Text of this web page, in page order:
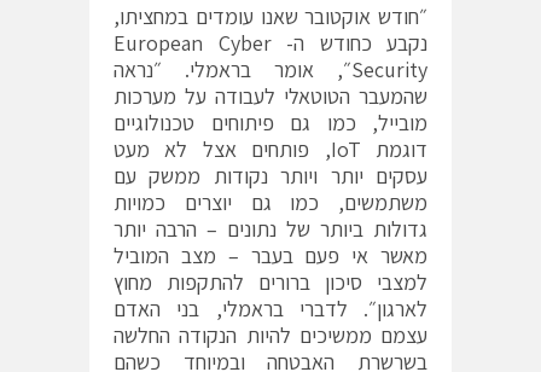
״חודש אוקטובר שאנו עומדים במחציתו,
נקבע כחודש ה- European Cyber
Security״, אומר בראמלי. ״נראה
שהמעבר הטוטאלי לעבודה על מערכות
מובייל, כמו גם פיתוחים טכנולוגיים
דוגמת IoT, פותחים אצל לא מעט
עסקים יותר ויותר נקודות ממשק עם
משתמשים, כמו גם יוצרים כמויות
גדולות ביותר של נתונים – הרבה יותר
מאשר אי פעם בעבר – מצב המוביל
למצבי סיכון ברורים להתקפות מחוץ
לארגון״. לדברי בראמלי, בני האדם
עצמם ממשיכים להיות הנקודה החלשה
בשרשרת האבטחה ובמיוחד כשהם